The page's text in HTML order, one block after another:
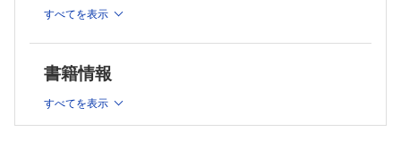
1．医原性AKI
4．入院，そのとき持参薬は？
6．アザチオプリンとアロプリノールの併用
7．血液透析患者の心停止・結腸切除
すべてを表示
書籍情報
すべてを表示